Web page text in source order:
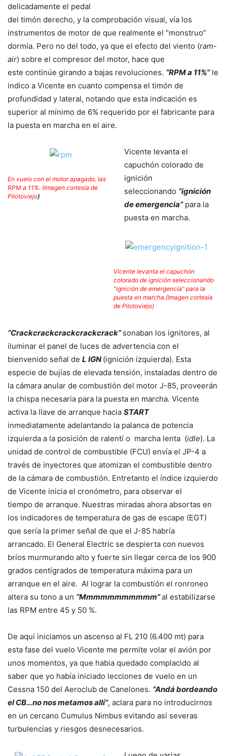
delicadamente el pedal
del timón derecho, y la comprobación visual, vía los
instrumentos de motor de que realmente el “monstruo”
dormía. Pero no del todo, ya que el efecto del viento (ram-
air) sobre el compresor del motor, hace que
este continúe girando a bajas revoluciones. “RPM a 11%”le
indico a Vicente en cuanto compensa el timón de
profundidad y lateral, notando que esta indicación es
superior al mínimo de 6% requerido por el fabricante para
la puesta en marcha en el aire.
En vuelo con el motor apagado, las
RPM a 11%. (Imagen cortesía de
Pilotoviejo)
Vicente levanta el
capuchón colorado de
ignición
seleccionando “ignición
de emergencia”para la
puesta en marcha.
Vicente levanta el capuchón
colorado de ignición seleccionando
“ignición de emergencia” para la
puesta en marcha.(Imagen cortesía
de Pilotoviejo)
“Crackcrackcrackcrackcrack” sonaban los ignitores, al
iluminar el panel de luces de advertencia con el
bienvenido señal de L IGN (ignición izquierda). Esta
especie de bujías de elevada tensión, instaladas dentro de
la cámara anular de combustión del motor J-85, proveerán
la chispa necesaria para la puesta en marcha. Vicente
activa la llave de arranque hacia START
inmediatamente adelantando la palanca de potencia
izquierda a la posición de ralentí o marcha lenta (idle). La
unidad de control de combustible (FCU) envía el JP-4 a
través de inyectores que atomizan el combustible dentro
de la cámara de combustión. Entretanto el índice izquierdo
de Vicente inicia el cronómetro, para observar el
tiempo de arranque. Nuestras miradas ahora absortas en
los indicadores de temperatura de gas de escape (EGT)
que sería la primer señal de que el J-85 habría
arrancado. El General Electric se despierta con nuevos
bríos murmurando alto y fuerte sin llegar cerca de los 900
grados centígrados de temperatura máxima para un
arranque en el aire. Al lograr la combustión el ronroneo
altera su tono a un “Mmmmmmmmmmm”al estabilizarse
las RPM entre 45 y 50 %.
De aquí iniciamos un ascenso al FL 210 (6.400 mt) para
esta fase del vuelo Vicente me permite volar el avión por
unos momentos, ya que habia quedado complacido al
saber que yo había iniciado lecciones de vuelo en un
Cessna 150 del Aeroclub de Canelones. “Andá bordeando
el CB…no nos metamos allí”, aclara para no introducirnos
en un cercano Cumulus Nimbus evitando así severas
turbulencias y riesgos desnecesarios.